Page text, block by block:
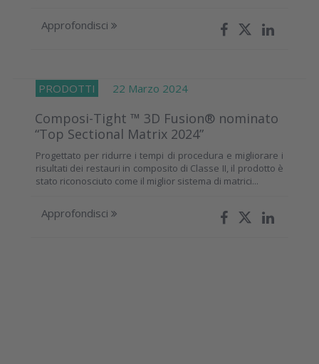
Approfondisci
PRODOTTI 22 Marzo 2024
Composi-Tight ™ 3D Fusion® nominato
“Top Sectional Matrix 2024”
Progettato per ridurre i tempi di procedura e migliorare i
risultati dei restauri in composito di Classe II, il prodotto è
stato riconosciuto come il miglior sistema di matrici...
Approfondisci